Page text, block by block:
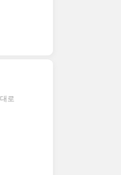
이유는 방
져 나올
그렇게
로